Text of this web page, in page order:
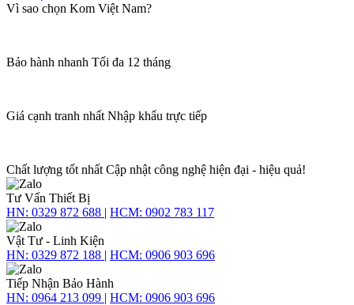
Vì sao chọn Kom Việt Nam?
Bảo hành nhanh Tối đa 12 tháng
Giá cạnh tranh nhất Nhập khẩu trực tiếp
Chất lượng tốt nhất Cập nhật công nghệ hiện đại - hiệu quả!
Tư Vấn Thiết Bị
HN: 0329 872 688 | HCM: 0902 783 117
Vật Tư - Linh Kiện
HN: 0329 872 188 | HCM: 0906 903 696
Tiếp Nhận Bảo Hành
HN: 0964 213 099 | HCM: 0906 903 696